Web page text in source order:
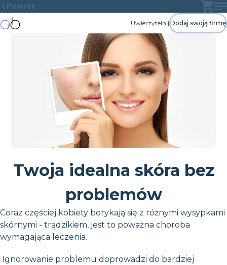
Powrót
UwierzytelnijDodaj swoją firmę
Twoja idealna skóra bez
problemów
Coraz częściej kobiety borykają się z różnymi wysypkami
skórnymi - trądzikiem, jest to poważna choroba
wymagająca leczenia.
Ignorowanie problemu doprowadzi do bardziej